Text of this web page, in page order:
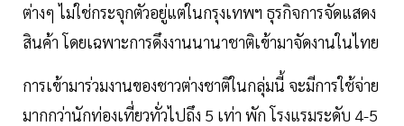
ต่างๆ ไม่ใช่กระจุกตัวอยู่แต่ในกรุงเทพฯ ธุรกิจการจัดแสดง
สินค้า โดยเฉพาะการดึงงานนานาชาติเข้ามาจัดงานในไทย
การเข้ามาร่วมงานของชาวต่างชาติในกลุ่มนี้ จะมีการใช้จ่าย
มากกว่านักท่องเที่ยวทั่วไปถึง 5 เท่า พัก โรงแรมระดับ 4-5